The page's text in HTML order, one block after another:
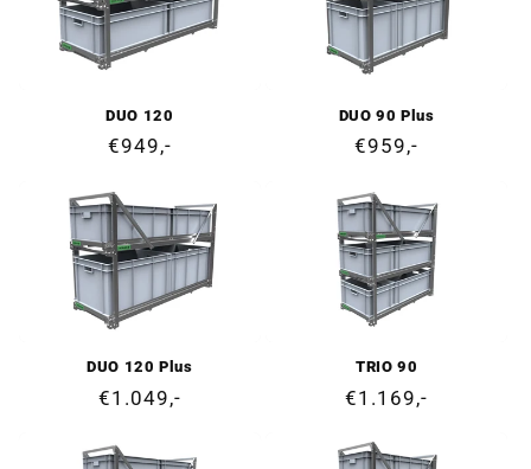
DUO 120
Cena
€949,-
DUO 90 Plus
Cena
€959,-
DUO 120 Plus
Cena
€1.049,-
TRIO 90
Cena
€1.169,-